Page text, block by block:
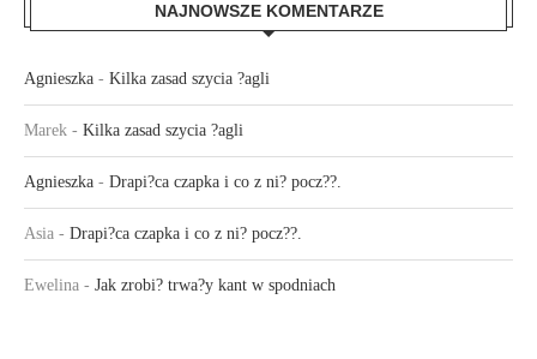
NAJNOWSZE KOMENTARZE
Agnieszka - Kilka zasad szycia ?agli
Marek - Kilka zasad szycia ?agli
Agnieszka - Drapi?ca czapka i co z ni? pocz??.
Asia - Drapi?ca czapka i co z ni? pocz??.
Ewelina - Jak zrobi? trwa?y kant w spodniach